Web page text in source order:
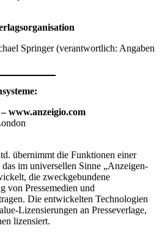
Springer (verantwortlich: Angaben
www.anzeigio.com
übernimmt die Funktionen einer
im universellen Sinne „Anzeigen-
die zweckgebundene
von Pressemedien und
Die entwickelten Technologien
Lizensierungen an Presseverlage,
lizensiert.